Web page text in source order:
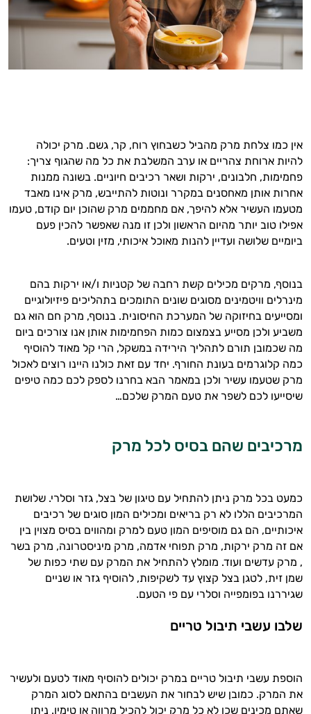
אין כמו צלחת מרק מהביל כשבחוץ רוח, קר, גשם. מרק יכולה
להיות ארוחת צהריים או ערב המשלבת את כל מה שהגוף צריך:
פחמימות, חלבונים, ירקות ושאר רכיבים חיוניים. בשונה ממנות
אחרות אותן מאחסנים במקרר ונוטות להתייבש, מרק אינו מאבד
מטעמו העשיר אלא להיפך, אם מחממים מרק שהוכן יום קודם, טעמו
אפילו טוב יותר מהיום הראשון ולכן זו מנה שאפשר להכין פעם
ביומיים שלושה ועדיין להנות מאוכל איכותי, מזין וטעים.
בנוסף, מרקים מכילים קשת רחבה של קטניות ו/או ירקות בהם
מינרלים וויטמינים מסוגים שונים התומכים בתהליכים פיזיולוגיים
ומסייעים בחיזוקה של המערכת החיסונית. בנוסף, מרק חם הוא גם
משביע ולכן מסייע בצמצום כמות הפחמימות אותן אנו צורכים ביום
מה שכמובן תורם לתהליך הירידה במשקל, הרי קל מאוד להוסיף
כמה קלוגרמים בעונת החורף. יחד עם זאת כולנו היינו רוצים לאכול
מרק שטעמו עשיר ולכן במאמר הבא בחרנו לספק לכם כמה טיפים
שיסייעו לכם לשפר את טעם המרק שלכם…
מרכיבים שהם בסיס לכל מרק
כמעט בכל מרק ניתן להתחיל עם טיגון של בצל, גזר וסלרי. שלושת
המרכיבים הללו לא רק בריאים ומכילים המון סוגים של רכיבים
איכותיים, הם גם מוסיפים המון טעם למרק ומהווים בסיס מצוין בין
אם זה מרק ירקות, מרק תפוחי אדמה, מרק מיניסטרונה, מרק בשר
, מרק עדשים ועוד. מומלץ להתחיל את המרק עם שתי כפות של
שמן זית, לטגן בצל קצוץ עד לשקיפות, להוסיף גזר או שניים
שגיררנו בפומפייה וסלרי עם פי הטעם.
שלבו עשבי תיבול טריים
הוספת עשבי תיבול טריים במרק יכולים להוסיף מאוד לטעם ולעשיר
את המרק. כמובן שיש לבחור את העשבים בהתאם לסוג המרק
שאתם מכינים שכן לא כל מרק יכול להכיל מרווה או טימין. ניתן
התשובות שלי מבוססות על מאגרי מידע קליניים
וספרות מקצועית בתחומי הרפואה הטבעית
ותזונת הספורט.
אני כאן כדי לעזור לך להתאים את תוספי
התזונה ומוצרי הבריאות המדויקים למטרות
ולמצב הגופני שלך, ולהסביר לך אילו רכיבים
יום וגם בתחום הכושר והספורט.
אישיות מבוססות מדעית.
זה הזמן להתחיל. איך אוכל לעזור?